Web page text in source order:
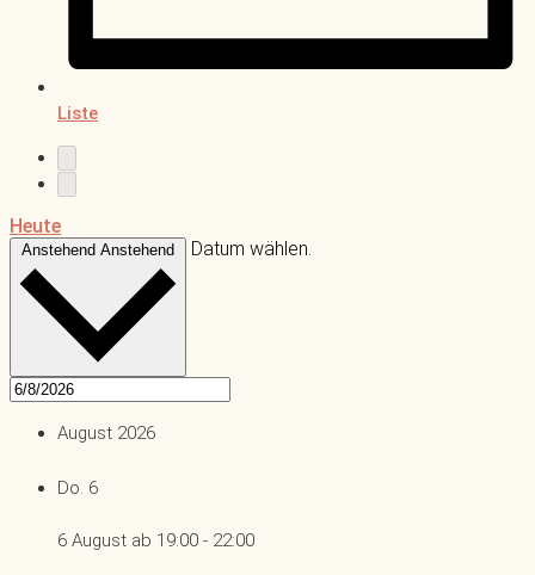
Liste
Heute
Anstehend Anstehend Datum wählen.
August 2026
Do. 6
6 August ab 19:00 - 22:00